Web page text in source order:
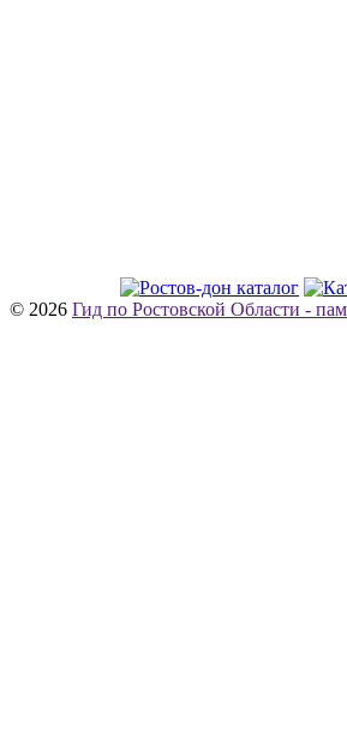
© 2026 Гид по Ростовской Области -